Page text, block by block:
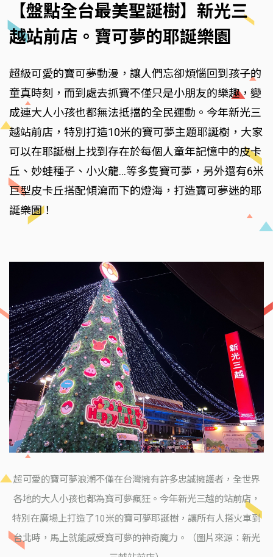
【盤點全台最美聖誕樹】新光三
越站前店。寶可夢的耶誕樂園
超級可愛的寶可夢動漫，讓人們忘卻煩惱回到孩子的
童真時刻，而到處去抓寶不僅只是小朋友的樂趣，變
成連大人小孩也都無法抵擋的全民運動。今年新光三
越站前店，特別打造10米的寶可夢主題耶誕樹，大家
可以在耶誕樹上找到存在於每個人童年記憶中的皮卡
丘、妙蛙種子、小火龍…等多隻寶可夢，另外還有6米
巨型皮卡丘搭配傾瀉而下的燈海，打造寶可夢迷的耶
誕樂園！
超可愛的寶可夢浪潮不僅在台灣擁有許多忠誠擁護者，全世界
各地的大人小孩也都為寶可夢瘋狂。今年新光三越的站前店，
特別在廣場上打造了10米的寶可夢耶誕樹，讓所有人搭火車到
台北時，馬上就能感受寶可夢的神奇魔力。（圖片來源：新光